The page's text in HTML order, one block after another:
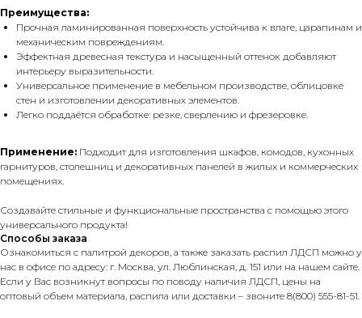
Преимущества:
Прочная ламинированная поверхность устойчива к влаге, царапинам и
механическим повреждениям.
Эффектная древесная текстура и насыщенный оттенок добавляют
интерьеру выразительности.
Универсальное применение в мебельном производстве, облицовке
стен и изготовлении декоративных элементов.
Легко поддаётся обработке: резке, сверлению и фрезеровке.
Применение: Подходит для изготовления шкафов, комодов, кухонных
гарнитуров, столешниц и декоративных панелей в жилых и коммерческих
помещениях.
Создавайте стильные и функциональные пространства с помощью этого
универсального продукта!
Способы заказа
Ознакомиться с палитрой декоров, а также заказать распил ЛДСП можно у
нас в офисе по адресу: г. Москва, ул. Люблинская, д. 151 или на нашем сайте.
Если у Вас возникнут вопросы по поводу наличия ЛДСП, цены на
оптовый объем материала, распила или доставки – звоните 8(800) 555-81-51.